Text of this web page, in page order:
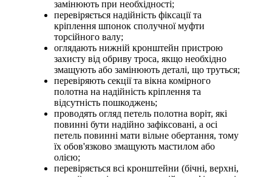
замінюють при необхідності;
перевіряється надійність фіксації та
кріплення шпонок сполучної муфти
торсійного валу;
оглядають нижній кронштейн пристрою
захисту від обриву троса, якщо необхідно
змащують або замінюють деталі, що труться;
перевіряють секції та вікна комірного
полотна на надійність кріплення та
відсутність пошкоджень;
проводять огляд петель полотна воріт, які
повинні бути надійно зафіксовані, а осі
петель повинні мати вільне обертання, тому
їх обов'язково змащують мастилом або
олією;
перевіряється всі кронштейни (бічні, верхні,